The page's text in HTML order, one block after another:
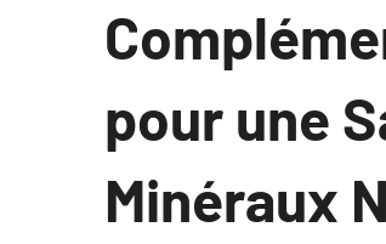
pour une
Minéraux